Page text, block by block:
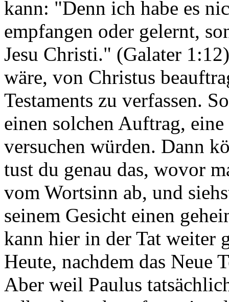
kann: "Denn ich habe es
empfangen oder gelernt,
Jesu Christi." (Galater
wäre, von Christus
Testaments zu verfassen.
einen solchen Auftrag,
versuchen würden. Dann
tust du genau das, wovor
vom Wortsinn ab, und
seinem Gesicht einen
kann hier in der Tat weiter
Heute, nachdem das Neue
Aber weil Paulus